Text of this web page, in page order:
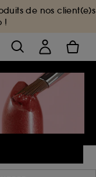
de nos client(e)s
!